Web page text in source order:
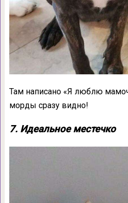
Там написано «Я люблю
морды сразу видно!
7. Идеальное местечко